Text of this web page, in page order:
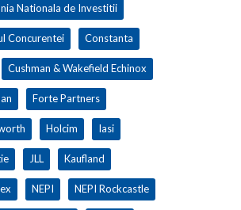
Nationala de Investitii
Concurentei Constanta
Cushman & Wakefield Echinox
Forte Partners
Holcim Iasi
JLL Kaufland
NEPI NEPI Rockcastle